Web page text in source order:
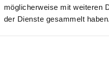
möglicherweise mit weiteren
der Dienste gesammelt haben.